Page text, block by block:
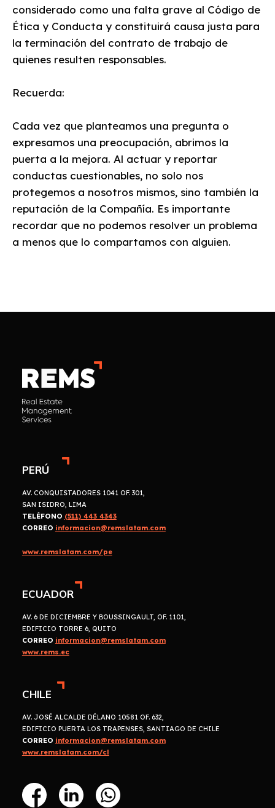
considerado como una falta grave al Código de
Ética y Conducta y constituirá causa justa para
la terminación del contrato de trabajo de
quienes resulten responsables.
‍Recuerda:
Cada vez que planteamos una pregunta o
expresamos una preocupación, abrimos la
puerta a la mejora. Al actuar y reportar
conductas cuestionables, no solo nos
protegemos a nosotros mismos, sino también la
reputación de la Compañía. Es importante
recordar que no podemos resolver un problema
a menos que lo compartamos con alguien.
PERÚ
AV. CONQUISTADORES 1041 OF. 301,
SAN ISIDRO, LIMA
TELÉFONO (511) 443 4343
CORREO informacion@remslatam.com
www.remslatam.com/pe
ECUADOR
AV. 6 DE DICIEMBRE Y BOUSSINGAULT, OF. 1101,
EDIFICIO TORRE 6, QUITO
CORREO informacion@remslatam.com
www.rems.ec
CHILE
AV. JOSÉ ALCALDE DÉLANO 10581 OF. 632,
EDIFICIO PUERTA LOS TRAPENSES, SANTIAGO DE CHILE
CORREO informacion@remslatam.com
www.remslatam.com/cl